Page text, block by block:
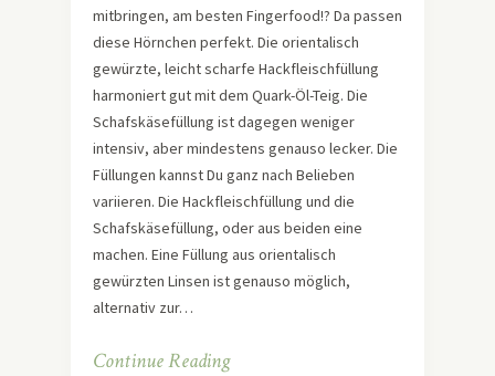
mitbringen, am besten Fingerfood!? Da passen
diese Hörnchen perfekt. Die orientalisch
gewürzte, leicht scharfe Hackfleischfüllung
harmoniert gut mit dem Quark-Öl-Teig. Die
Schafskäsefüllung ist dagegen weniger
intensiv, aber mindestens genauso lecker. Die
Füllungen kannst Du ganz nach Belieben
variieren. Die Hackfleischfüllung und die
Schafskäsefüllung, oder aus beiden eine
machen. Eine Füllung aus orientalisch
gewürzten Linsen ist genauso möglich,
alternativ zur…
Continue Reading